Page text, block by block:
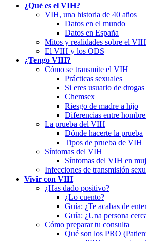
¿Qué es el VIH?
VIH, una historia de 40 años
Datos en el mundo
Datos en España
Mitos y realidades sobre el VIH
El VIH y los ODS
¿Tengo VIH?
Cómo se transmite el VIH
Prácticas sexuales
Si eres usuario de
Chemsex
Riesgo de madre a hijo
Diferencias entre
La prueba del VIH
Dónde hacerte la prueba
Tipos de prueba de VIH
Síntomas del VIH
Síntomas del VIH en
Infecciones de transmisión
Vivir con VIH
¿Has dado positivo?
¿Lo cuento?
Guía: ¿Te acabas de
Guía: ¿Una persona
Cómo preparar tu consulta
Qué son los PRO